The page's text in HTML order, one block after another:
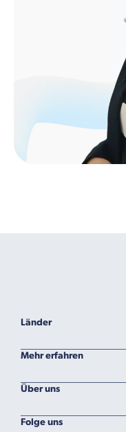
Länder
Mehr erfahren
Über uns
Folge uns